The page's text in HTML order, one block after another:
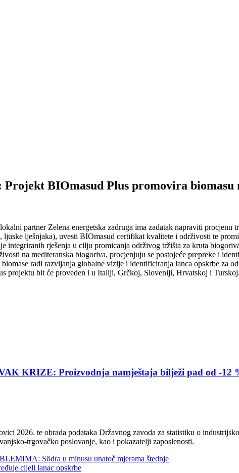
BIOmasud Plus promovira biomasu
partner Zelena energetska zadruga ima zadatak napraviti
lješnjaka), uvesti BIOmasud certifikat kvalitete i održivosti te
integriranih rješenja u cilju promicanja održivog tržišta za kruta
na mediteranska biogoriva, procjenjuju se postojeće prepreke i
radi razvijanja globalne vizije i identificiranja lanca opskrbe za
projektu bit će proveden i u Italiji, Grčkoj, Sloveniji, Hrvatskoj i
KRIZE: Proizvodnja namještaja bilježi pad od -12
2026. te obrada podataka Državnog zavoda za statistiku o
trgovačko poslovanje, kao i pokazatelji zaposlenosti.
Södra u minusu unatoč mjerama štednje
cijeli lanac opskrbe